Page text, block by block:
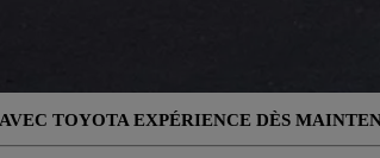
TOYOTA EXPÉRIENCE DÈS